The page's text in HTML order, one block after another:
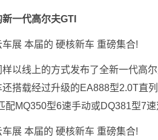
一代高尔夫GTI
样以线上的方式发布了全新一代高
搭载经过升级的EA888型2.0T直
配MQ350型6速手动或DQ381型7速